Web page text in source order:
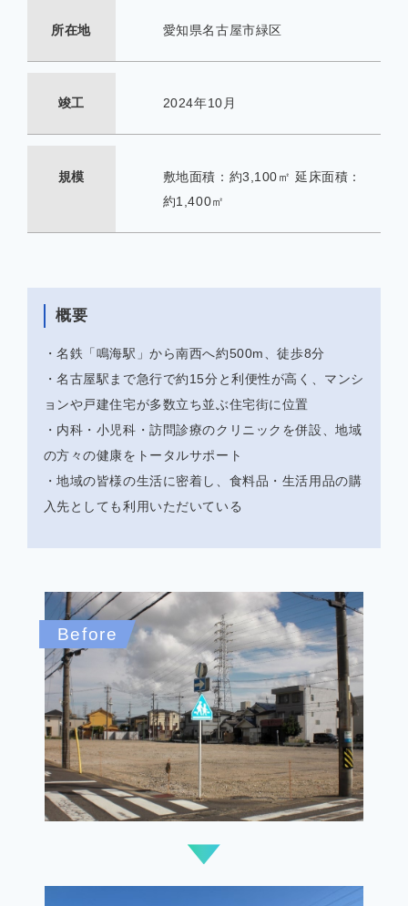
所在地 愛知県名古屋市緑区
竣工 2024年10月
規模
敷地面積：約3,100㎡ 延床面積：
約1,400㎡
概要
・名鉄「鳴海駅」から南西へ約500m、徒歩8分
・名古屋駅まで急行で約15分と利便性が高く、マンシ
ョンや戸建住宅が多数立ち並ぶ住宅街に位置
・内科・小児科・訪問診療のクリニックを併設、地域
の方々の健康をトータルサポート
・地域の皆様の生活に密着し、食料品・生活用品の購
入先としても利用いただいている
Before